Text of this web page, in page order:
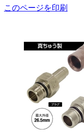
このページを印刷